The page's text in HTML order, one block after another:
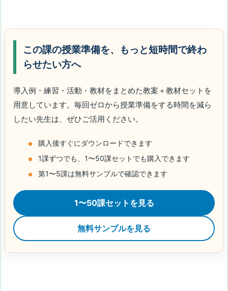
この課の授業準備を、もっと短時間で終わ
らせたい方へ
導入例・練習・活動・教材をまとめた教案＋教材セットを
用意しています。毎回ゼロから授業準備をする時間を減ら
したい先生は、ぜひご活用ください。
購入後すぐにダウンロードできます
1課ずつでも、1〜50課セットでも購入できます
第1〜5課は無料サンプルで確認できます
1〜50課セットを見る
無料サンプルを見る